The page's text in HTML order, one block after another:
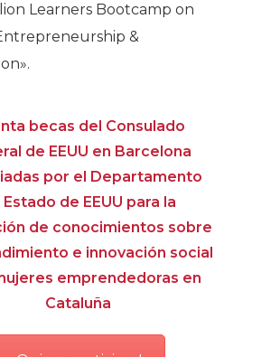
Learners Bootcamp on
&
becas del Consulado
de EEUU en Barcelona
por el Departamento
de EEUU para la
de conocimientos sobre
e innovación social
emprendedoras en
Cataluña